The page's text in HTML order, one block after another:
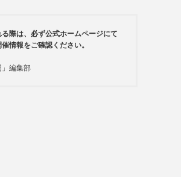
る際は、必ず公式ホームページにて
情報をご確認ください。
」編集部